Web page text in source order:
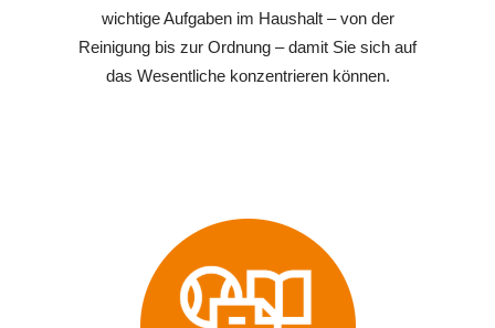
wichtige Aufgaben im Haushalt – von der
Reinigung bis zur Ordnung – damit Sie sich auf
das Wesentliche konzentrieren können.